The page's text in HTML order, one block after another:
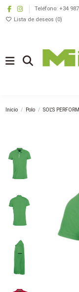
Teléfono: +34
Lista de deseos (0)
Inicio Polo SOL'S